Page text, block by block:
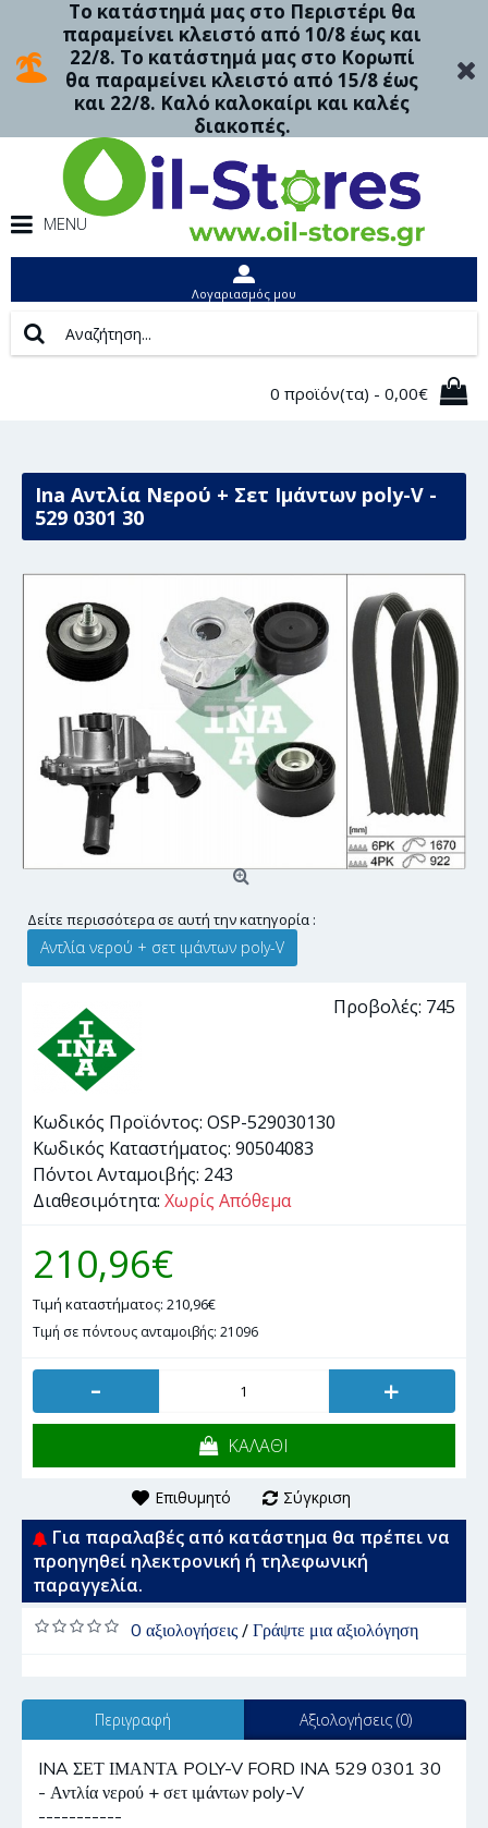
Το κατάστημά μας στο Περιστέρι θα
παραμείνει κλειστό από 10/8 έως και
22/8. Το κατάστημά μας στο Κορωπί
θα παραμείνει κλειστό από 15/8 έως
και 22/8. Καλό καλοκαίρι και καλές
διακοπές.
MENU
Λογαριασμός μου
0 προϊόν(τα) - 0,00€
Ina Αντλία Νερού + Σετ Ιμάντων poly-V -
529 0301 30
Δείτε περισσότερα σε αυτή την κατηγορία :
Αντλία νερού + σετ ιμάντων poly-V
Προβολές: 745
Κωδικός Προϊόντος: OSP-529030130
Κωδικός Καταστήματος: 90504083
Πόντοι Ανταμοιβής: 243
Διαθεσιμότητα: Χωρίς Απόθεμα
210,96€
Τιμή καταστήματος: 210,96€
Τιμή σε πόντους ανταμοιβής: 21096
- +
ΚΑΛΑΘΙ
Επιθυμητό Σύγκριση
Για παραλαβές από κατάστημα θα πρέπει να
προηγηθεί ηλεκτρονική ή τηλεφωνική
παραγγελία.
0 αξιολογήσεις/ Γράψτε μια αξιολόγηση
Περιγραφή Αξιολογήσεις (0)
INA ΣΕΤ ΙΜΑΝΤΑ POLY-V FORD INA 529 0301 30
- Αντλία νερού + σετ ιμάντων poly-V
-----------